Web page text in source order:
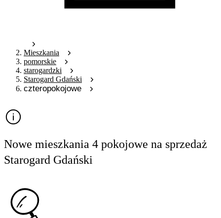
Mieszkania
pomorskie
starogardzki
Starogard Gdański
czteropokojowe
Nowe mieszkania 4 pokojowe na sprzedaż
Starogard Gdański